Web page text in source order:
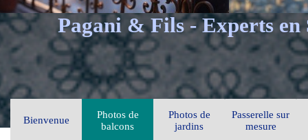
Pagani & Fils - Experts en
Bienvenue
Photos de
balcons
Photos de
jardins
Passerelle sur
mesure